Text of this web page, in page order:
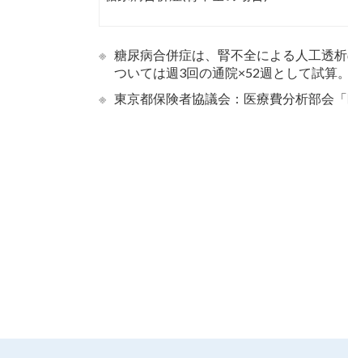
※ 糖尿病合併症は、腎不全による人工透
ついては週3回の通院×52週として試算。
※ 東京都保険者協議会：医療費分析部会